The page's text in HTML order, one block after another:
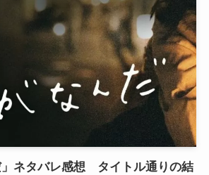
」ネタバレ感想 タイトル通りの結